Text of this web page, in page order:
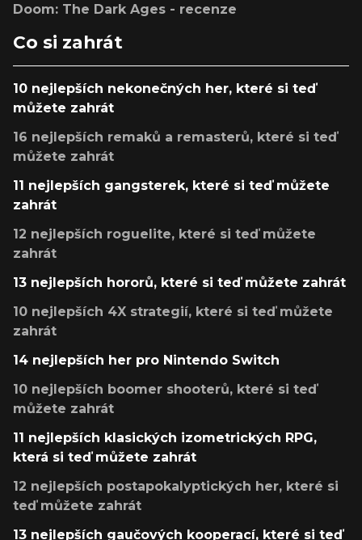
Doom: The Dark Ages - recenze
Co si zahrát
10 nejlepších nekonečných her, které si teď
můžete zahrát
16 nejlepších remaků a remasterů, které si teď
můžete zahrát
11 nejlepších gangsterek, které si teď můžete
zahrát
12 nejlepších roguelite, které si teď můžete
zahrát
13 nejlepších hororů, které si teď můžete zahrát
10 nejlepších 4X strategií, které si teď můžete
zahrát
14 nejlepších her pro Nintendo Switch
10 nejlepších boomer shooterů, které si teď
můžete zahrát
11 nejlepších klasických izometrických RPG,
která si teď můžete zahrát
12 nejlepších postapokalyptických her, které si
teď můžete zahrát
13 nejlepších gaučových kooperací, které si teď